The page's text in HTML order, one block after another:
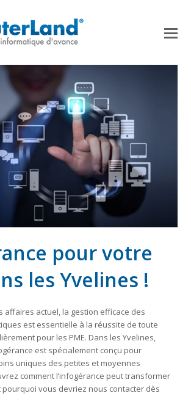
pour votre
les Yvelines !
affaires actuel, la gestion efficace des
est essentielle à la réussite de toute
pour les PME. Dans les Yvelines,
est spécialement conçu pour
uniques des petites et moyennes
comment l’infogérance peut transformer
vous devriez nous contacter dès